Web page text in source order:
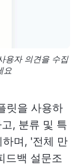
용자 의견을 수집
요
릿을 사용하
, 분류 및 특
며, '전체 만
드백 설문조